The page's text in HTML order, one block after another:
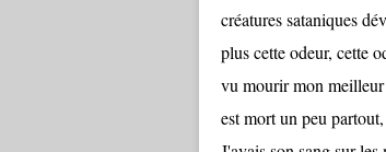
créatures sataniques
plus cette odeur, cette
vu mourir mon
est mort un peu